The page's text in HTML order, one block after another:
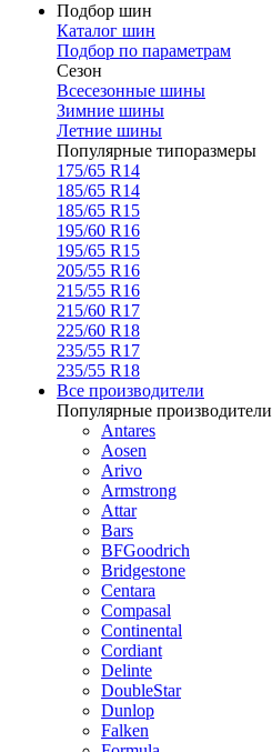
Подбор шин
Каталог шин
Подбор по параметрам
Сезон
Всесезонные шины
Зимние шины
Летние шины
Популярные типоразмеры
175/65 R14
185/65 R14
185/65 R15
195/60 R16
195/65 R15
205/55 R16
215/55 R16
215/60 R17
225/60 R18
235/55 R17
235/55 R18
Все производители
Популярные производители
Antares
Aosen
Arivo
Armstrong
Attar
Bars
BFGoodrich
Bridgestone
Centara
Compasal
Continental
Cordiant
Delinte
DoubleStar
Dunlop
Falken